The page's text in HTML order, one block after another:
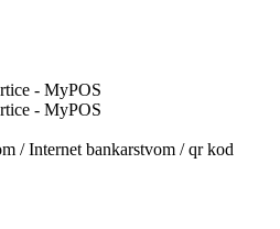
- MyPOS
- MyPOS
/ Internet bankarstvom / qr kod